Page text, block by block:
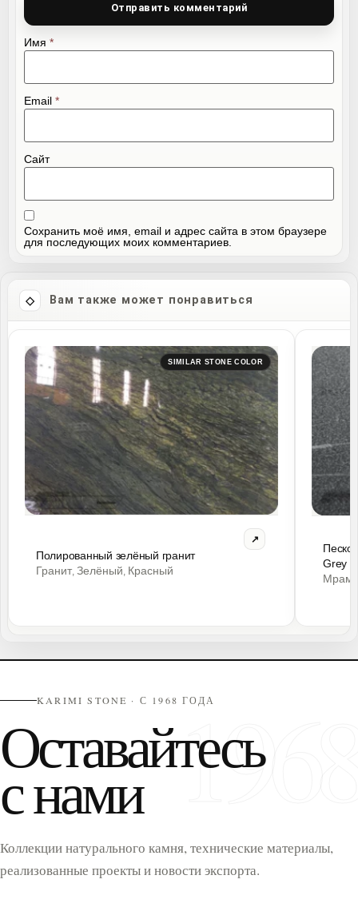
Имя *
Email *
Сайт
Сохранить моё имя, email и адрес сайта в этом браузере
для последующих моих комментариев.
Вам также может понравиться
SIMILAR STONE COLOR
Полированный зелёный гранит
Гранит Зелёный Красный
Grey
KARIMI STONE · С 1968 ГОДА
Оставайтесь
с нами
Коллекции натурального камня, технические материалы,
реализованные проекты и новости экспорта.